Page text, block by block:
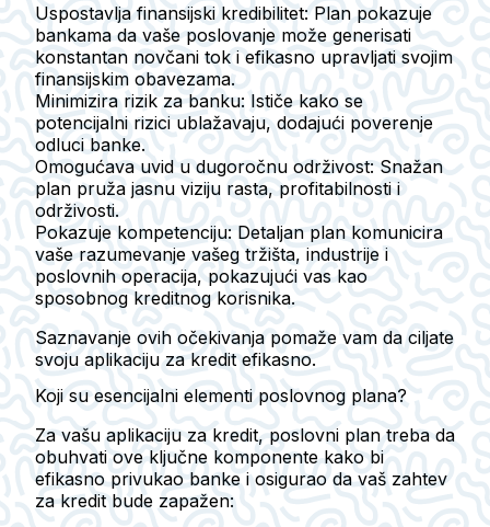
Uspostavlja finansijski kredibilitet: Plan pokazuje
bankama da vaše poslovanje može generisati
konstantan novčani tok i efikasno upravljati svojim
finansijskim obavezama.
Minimizira rizik za banku: Ističe kako se
potencijalni rizici ublažavaju, dodajući poverenje
odluci banke.
Omogućava uvid u dugoročnu održivost: Snažan
plan pruža jasnu viziju rasta, profitabilnosti i
održivosti.
Pokazuje kompetenciju: Detaljan plan komunicira
vaše razumevanje vašeg tržišta, industrije i
poslovnih operacija, pokazujući vas kao
sposobnog kreditnog korisnika.
Saznavanje ovih očekivanja pomaže vam da ciljate
svoju aplikaciju za kredit efikasno.
Koji su esencijalni elementi poslovnog plana?
Za vašu aplikaciju za kredit, poslovni plan treba da
obuhvati ove ključne komponente kako bi
efikasno privukao banke i osigurao da vaš zahtev
za kredit bude zapažen: